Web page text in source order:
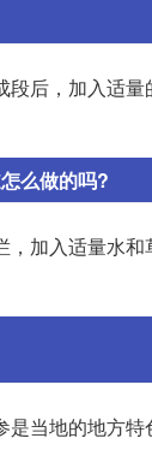
后，加入适
么做的吗?
加入适量水
当地的地方